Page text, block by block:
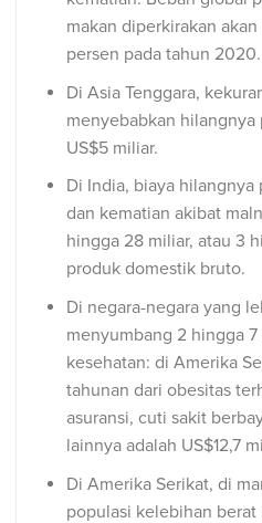
makan diperkirakan
persen pada tahun 2020.
Di Asia Tenggara,
menyebabkan
US$5 miliar.
Di India, biaya
dan kematian akibat
hingga 28 miliar, atau 3
produk domestik bruto.
Di negara-negara yang
menyumbang 2 hingga
kesehatan: di Amerika
tahunan dari obesitas
asuransi, cuti sakit
lainnya adalah US$12,7
Di Amerika Serikat, di
populasi kelebihan berat